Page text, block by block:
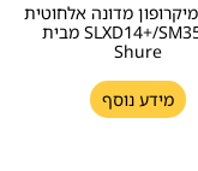
מדונה אלחוטית
דגם SLXD14+/SM35 מבית
Shure
מידע נוסף